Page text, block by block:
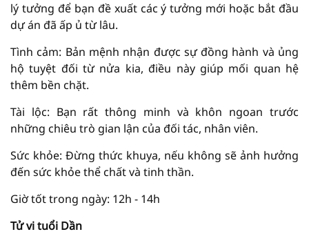
lý tưởng để bạn đề xuất các ý tưởng mới hoặc bắt đầu
dự án đã ấp ủ từ lâu.
Tình cảm: Bản mệnh nhận được sự đồng hành và ủng
hộ tuyệt đối từ nửa kia, điều này giúp mối quan hệ
thêm bền chặt.
Tài lộc: Bạn rất thông minh và khôn ngoan trước
những chiêu trò gian lận của đối tác, nhân viên.
Sức khỏe: Đừng thức khuya, nếu không sẽ ảnh hưởng
đến sức khỏe thể chất và tinh thần.
Giờ tốt trong ngày: 12h - 14h
Tử vi tuổi Dần